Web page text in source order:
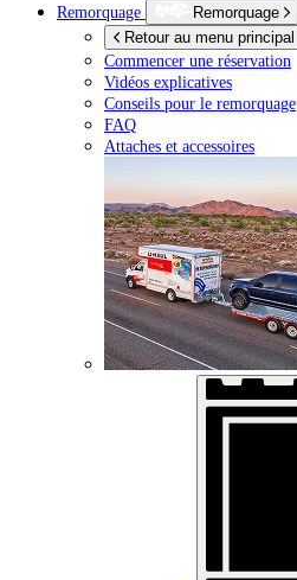
Remorquage
Remorquage
Retour au menu principal
Commencer une réservation
Vidéos explicatives
Conseils pour le remorquage
FAQ
Attaches et accessoires